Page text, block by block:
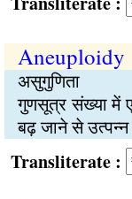
Aneuploidy
असुगुणिता
गुणसूत्र संख्या में
बढ़ जाने से उत्पन्न
: